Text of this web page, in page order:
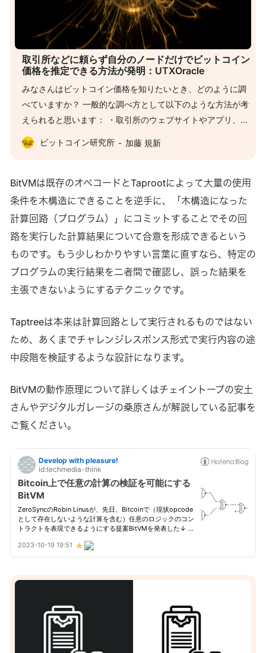
取引所などに頼らず自分のノードだけでビットコイン
価格を推定できる方法が発明：UTXOracle
みなさんはビットコイン価格を知りたいとき、どのように調
べていますか？ 一般的な調べ方として以下のような方法が考
えられると思います： ・取引所のウェブサイトやアプリ、
APIから確認する ・TradingViewのようなトレードツールか
ら確認する ・Googleなどで検索する これらはどれも何らか
を「オラクル」と呼び、オラクルなしでは市場価格がわから
ない問題、ひいてはオラクルが嘘をつくことで市場を操作で
きる可能性を指して「オラクル問題」と呼んだりします。 イ
所のようなスマートコントラクトでは預けられた資産の割合
によって価格が決定するという斬新なアプローチを取ってい
ます。仮に「BTC・USDTペア」に1 BTCと1万USDTが預け
られていれば現在のBTC価格は10,000 / 1 = 10,000 USDT、
資産だけで価格が計算できます。つまりオラクルを使用しま
せん。 それでも実際には安全性の面でオラクルを利用し
ビットコイン研究所 加藤 規新
BitVMは既存のオペコードとTaprootによって大量の使用
条件を木構造にできることを逆手に、「木構造になった
計算回路（プログラム）」にコミットすることでその回
路を実行した計算結果について合意を形成できるという
ものです。もう少しわかりやすい言葉に直すなら、特定の
プログラムの実行結果を二者間で確認し、誤った結果を
主張できないようにするテクニックです。
Taptreeは本来は計算回路として実行されるものではない
ため、あくまでチャレンジレスポンス形式で実行内容の途
中段階を検証するような設計になります。
BitVMの動作原理について詳しくはチェイントープの安土
さんやデジタルガレージの桑原さんが解説している記事を
ご覧ください。